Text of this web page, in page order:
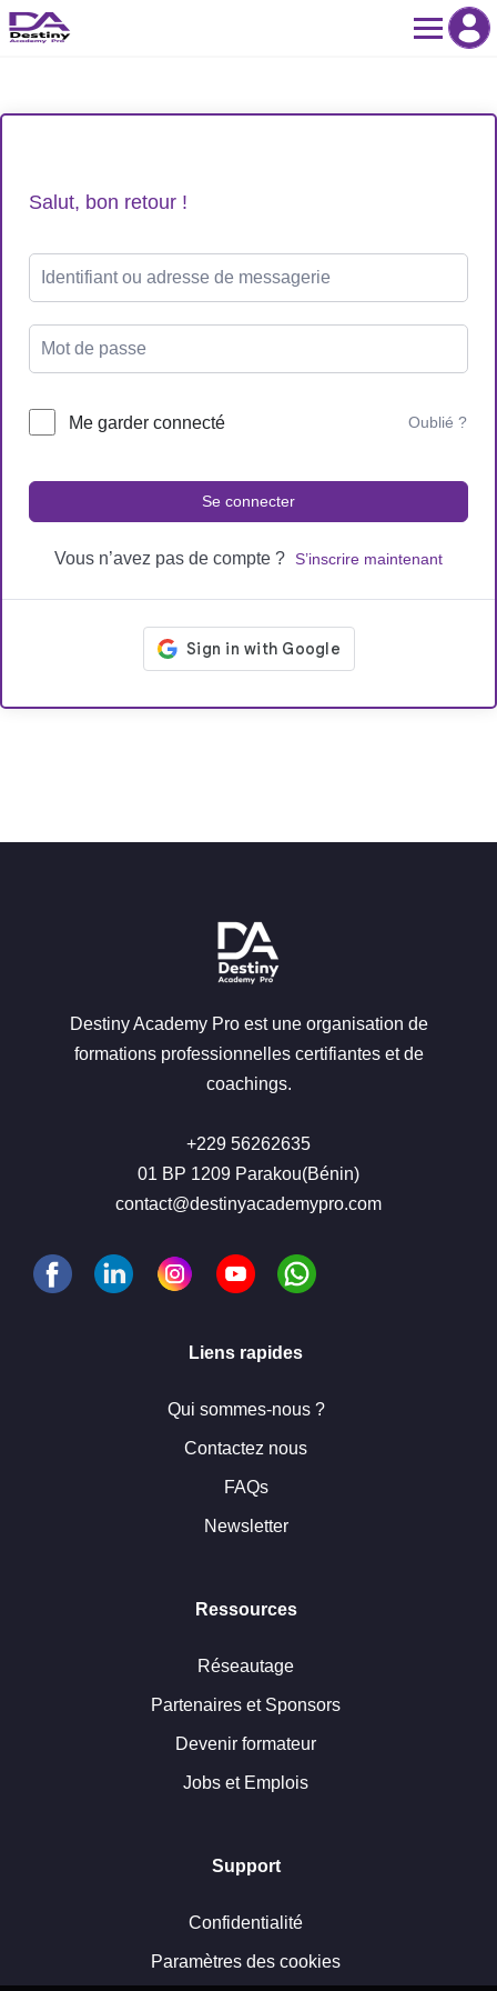
Skip
to
Salut, bon retour !
Me garder connecté Oublié ?
Se connecter
Vous n’avez pas de compte ? S’inscrire maintenant
Destiny Academy Pro est une organisation de
formations professionnelles certifiantes et de
coachings.
+229 56262635
01 BP 1209 Parakou(Bénin)
contact@destinyacademypro.com
Liens rapides
Qui sommes-nous ?
Contactez nous
FAQs
Newsletter
Ressources
Réseautage
Partenaires et Sponsors
Devenir formateur
Jobs et Emplois
Support
Confidentialité
Paramètres des cookies